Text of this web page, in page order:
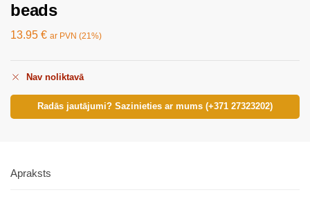
beads
13.95 € ar PVN (21%)
Nav noliktavā
Radās jautājumi? Sazinieties ar mums (+371 27323202)
Apraksts